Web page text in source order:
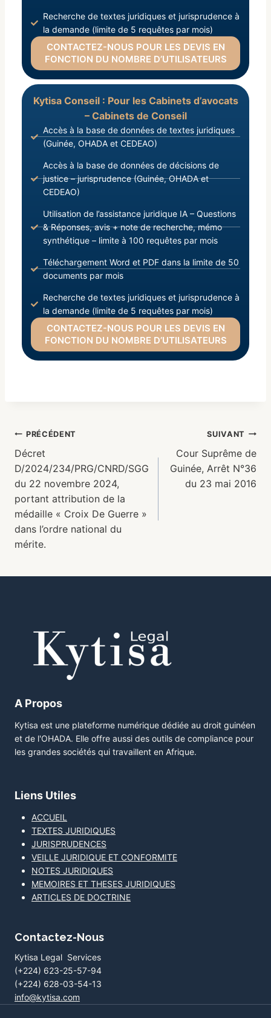
Recherche de textes juridiques et jurisprudence à
la demande (limite de 5 requêtes par mois)
CONTACTEZ-NOUS POUR LES DEVIS EN
FONCTION DU NOMBRE D’UTILISATEURS
Kytisa Conseil : Pour les Cabinets d’avocats
– Cabinets de Conseil
Accès à la base de données de textes juridiques
(Guinée, OHADA et CEDEAO)
Accès à la base de données de décisions de
justice – jurisprudence (Guinée, OHADA et
CEDEAO)
Utilisation de l’assistance juridique IA – Questions
& Réponses, avis + note de recherche, mémo
synthétique – limite à 100 requêtes par mois
Téléchargement Word et PDF dans la limite de 50
documents par mois
Recherche de textes juridiques et jurisprudence à
la demande (limite de 5 requêtes par mois)
CONTACTEZ-NOUS POUR LES DEVIS EN
FONCTION DU NOMBRE D’UTILISATEURS
PRÉCÉDENT
Décret
D/2024/234/PRG/CNRD/SGG
du 22 novembre 2024,
portant attribution de la
médaille « Croix De Guerre »
dans l’ordre national du
mérite.
SUIVANT
Cour Suprême de
Guinée, Arrêt N°36
du 23 mai 2016
A Propos
Kytisa est une plateforme numérique dédiée au droit guinéen
et de l'OHADA. Elle offre aussi des outils de compliance pour
les grandes sociétés qui travaillent en Afrique.
Liens Utiles
ACCUEIL
TEXTES JURIDIQUES
JURISPRUDENCES
VEILLE JURIDIQUE ET CONFORMITE
NOTES JURIDIQUES
MEMOIRES ET THESES JURIDIQUES
ARTICLES DE DOCTRINE
Contactez-Nous
Kytisa Legal Services
(+224) 623-25-57-94
(+224) 628-03-54-13
info@kytisa.com